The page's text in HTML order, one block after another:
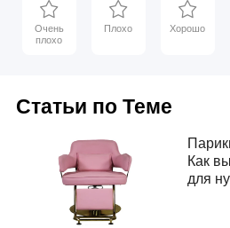
Очень
плохо
Плохо Хорошо
Статьи по Теме
Как
для